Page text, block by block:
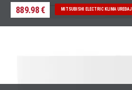
889.98 € MITSUBISHI ELECTRIC KLIMA UREĐAJI